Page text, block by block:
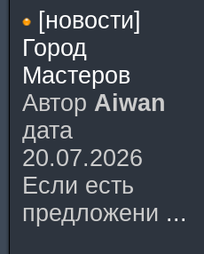
[новости]
Город
Мастеров
Автор Aiwan
дата
20.07.2026
Если есть
предложени ...